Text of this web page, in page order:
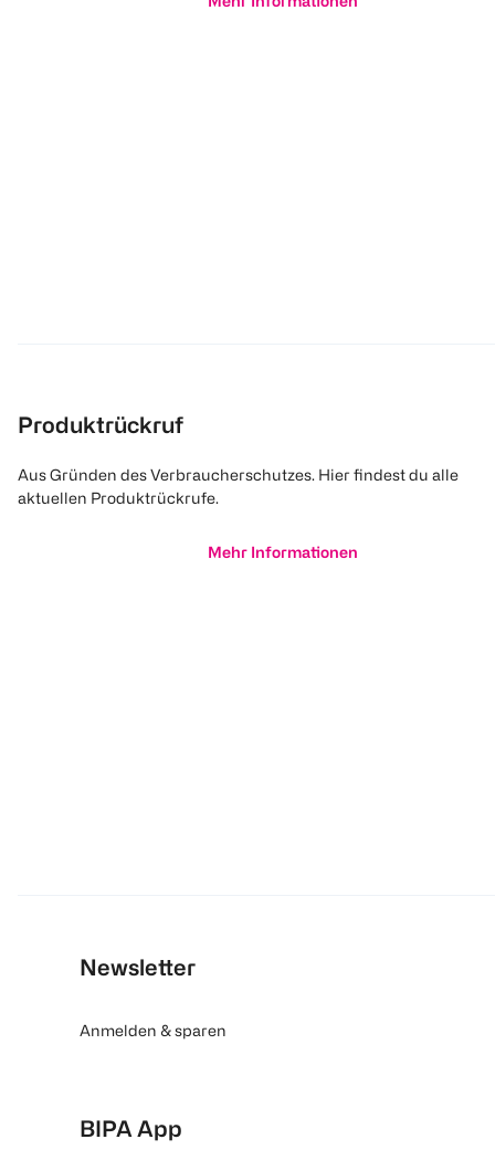
Produktrückruf
Aus Gründen des Verbraucherschutzes. Hier findest du alle
aktuellen Produktrückrufe.
Mehr Informationen
Newsletter
Anmelden & sparen
BIPA App